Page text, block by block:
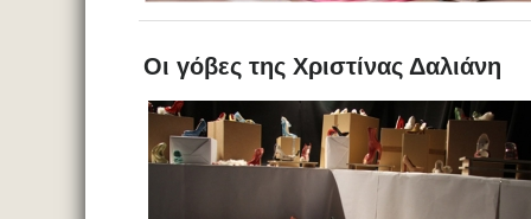
Οι γόβες της Χριστίνας Δαλιάνη